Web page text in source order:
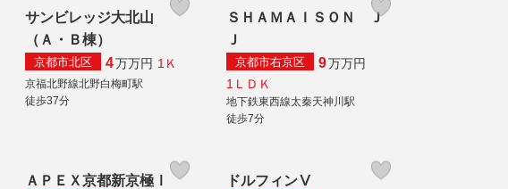
サンビレッジ大北山
（Ａ・Ｂ棟）
京都市北区 4万万円 1Ｋ
京福北野線北野白梅町駅
徒歩37分
ＳＨＡＭＡＩＳＯＮ Ｊ
Ｊ
京都市右京区 9万万円
1ＬＤＫ
地下鉄東西線太秦天神川駅
徒歩7分
ＡＰＥＸ京都新京極Ⅰ ドルフィンⅤ